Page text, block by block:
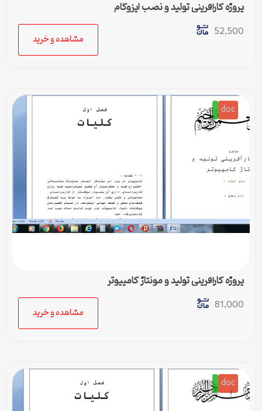
پروژه کارآفرینی تولید و نصب ایزوگام
52,500
مشاهده و خرید
doc
پروژه کارآفرینی تولید و مونتاژ کامپیوتر
81,000
مشاهده و خرید
doc